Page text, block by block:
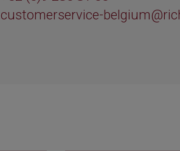
customerservice-